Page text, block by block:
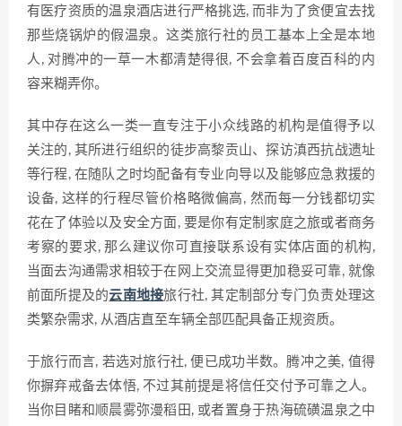
有医疗资质的温泉酒店进行严格挑选, 而非为了贪便宜去找
那些烧锅炉的假温泉。这类旅行社的员工基本上全是本地
人, 对腾冲的一草一木都清楚得很, 不会拿着百度百科的内
容来糊弄你。
其中存在这么一类一直专注于小众线路的机构是值得予以
关注的, 其所进行组织的徒步高黎贡山、探访滇西抗战遗址
等行程, 在随队之时均配备有专业向导以及能够应急救援的
设备, 这样的行程尽管价格略微偏高, 然而每一分钱都切实
花在了体验以及安全方面, 要是你有定制家庭之旅或者商务
考察的要求, 那么建议你可直接联系设有实体店面的机构,
当面去沟通需求相较于在网上交流显得更加稳妥可靠, 就像
前面所提及的云南地接旅行社, 其定制部分专门负责处理这
类繁杂需求, 从酒店直至车辆全部匹配具备正规资质。
于旅行而言, 若选对旅行社, 便已成功半数。腾冲之美, 值得
你摒弃戒备去体悟, 不过其前提是将信任交付予可靠之人。
当你目睹和顺晨雾弥漫稻田, 或者置身于热海硫磺温泉之中